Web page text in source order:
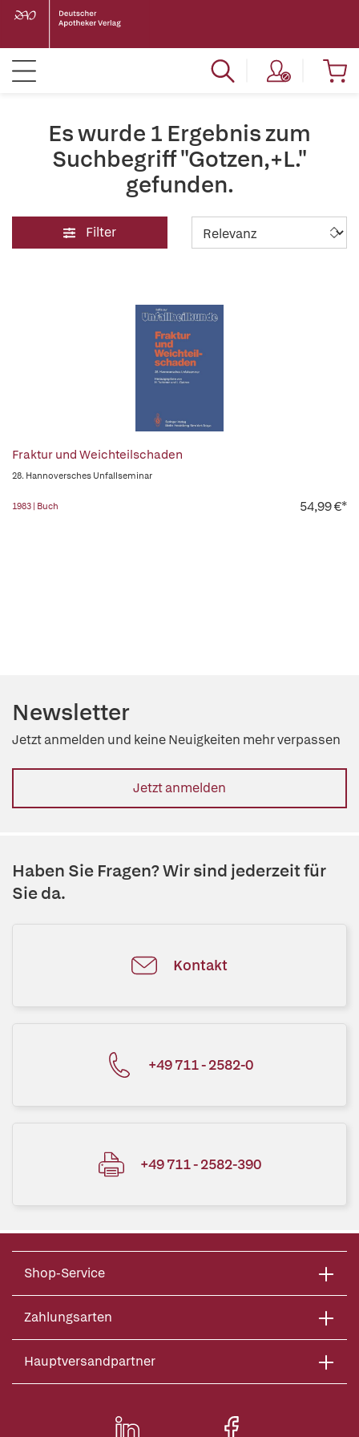
Es wurde 1 Ergebnis zum
Suchbegriff "Gotzen,+L."
gefunden.
Filter
Fraktur und Weichteilschaden
28. Hannoversches Unfallseminar
1983 | Buch 54,99 €*
Newsletter
Jetzt anmelden und keine Neuigkeiten mehr verpassen
Jetzt anmelden
Haben Sie Fragen? Wir sind jederzeit für
Sie da.
Kontakt
+49 711 - 2582-0
+49 711 - 2582-390
Shop-Service
Zahlungsarten
Hauptversandpartner